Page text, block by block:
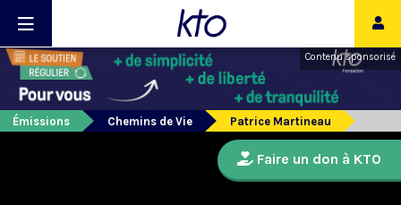
Contenu sponsorisé
Émissions Chemins de Vie Patrice Martineau
Faire un don à KTO